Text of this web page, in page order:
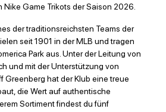
Nike Game Trikots der Saison 2026.
der traditionsreichsten Teams der
seit 1901 in der MLB und tragen
Park aus. Unter der Leitung von
und mit der Unterstützung von
Greenberg hat der Klub eine treue
die Wert auf authentische
Sortiment findest du fünf